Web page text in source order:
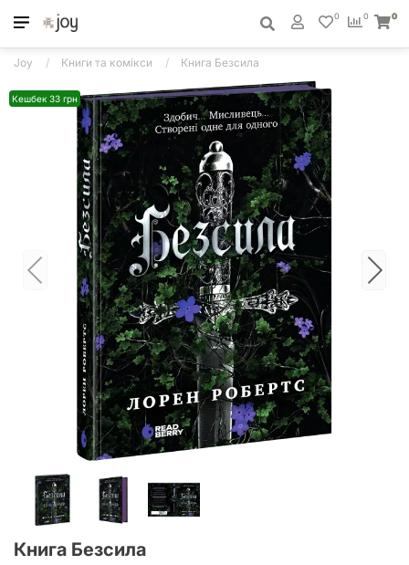
0
0 0
Joy Книги та комікси Книга Безсила
Кешбек 33 грн
Книга Безсила